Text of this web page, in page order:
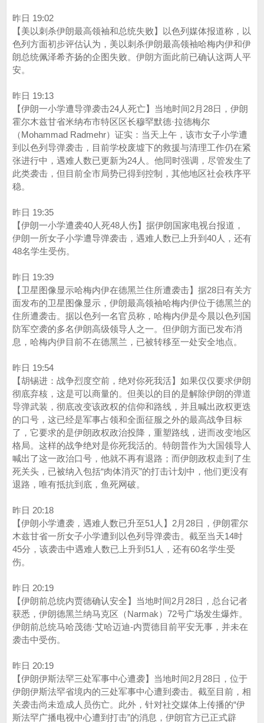
昨日 19:02
【美以刺杀伊朗最高领袖和总统失败】以色列媒体报道称，以
色列方面初步评估认为，美以刺杀伊朗最高领袖哈梅内伊和伊
朗总统佩泽希齐扬的企图失败。伊朗方面此前已确认这两人平
安。
昨日 19:13
【伊朗一小学遭导弹袭击24人死亡】当地时间2月28日，伊朗
霍尔木兹甘省米纳布市特区区长穆罕默德·拉德梅尔
（Mohammad Radmehr）证实：当天上午，该市女子小学遭
到以色列导弹袭击，目前学校废墟下的救援与清理工作仍在紧
张进行中，遇难人数已更新为24人。他同时强调，尽管发生了
此类袭击，但目前全市局势已得到控制，其他地区社会秩序平
稳。
昨日 19:35
【伊朗一小学遭袭40人死48人伤】据伊朗国家电视台报道，
伊朗一所女子小学遭导弹袭击，遇难人数已上升到40人，还有
48名学生受伤。
昨日 19:39
【卫星图像显示哈梅内伊在德黑兰住所遭袭击】据28日有关方
面发布的卫星图像显示，伊朗最高领袖哈梅内伊位于德黑兰的
住所遭袭击。据以色列一名官员称，哈梅内伊是今晨以色列国
防军空袭的多名伊朗高级领导人之一。但伊朗方面已发布消
息，哈梅内伊目前不在德黑兰，已被转移至一处安全地点。‌‌
昨日 19:54
【胡锡进：战争烈度空前，绝对你死我活】如果仅仅要求伊朗
彻底弃核，这是可以商量的。但美以的目的是解除伊朗的弹道
导弹武装，彻底改变该政权的信仰和路线，并且喊出政权更迭
的口号，这已经是军事占领和全面征服之外的最高战争目标
了，它要求的是伊朗政权政治投降，重塑路线，进而改变地区
格局。这样的战争绝对是你死我活的。特朗普作为大国领导人
喊出了这一政治口号，他就不再有退路；而伊朗政权走到了生
死关头，已被纳入包括“肉体消灭”的打击计划中，他们更没有
退路，唯有抵抗到底，鱼死网破。
昨日 20:18
【伊朗小学遭袭，遇难人数已升至51人】2月28日，伊朗霍尔
木兹甘省一所女子小学遭到以色列导弹袭击。截至当天14时
45分，该袭击中遇难人数已上升到51人，还有60名学生受
伤。
昨日 20:19
【伊朗前总统内贾德确认安全】当地时间2月28日，总台记者
获悉，伊朗德黑兰纳马克区（Narmak）72号广场发生爆炸。
伊朗前总统马哈茂德·艾哈迈迪-内贾德目前平安无事，并未在
袭击中受伤。
昨日 20:19
【伊朗伊斯法罕三处军事中心遭袭】当地时间2月28日，位于
伊朗伊斯法罕省境内的三处军事中心遭到袭击。截至目前，相
关袭击尚未造成人员伤亡。此外，针对社交媒体上传播的“伊
斯法罕广播电视中心遭到打击”的消息，伊朗官方已正式辟